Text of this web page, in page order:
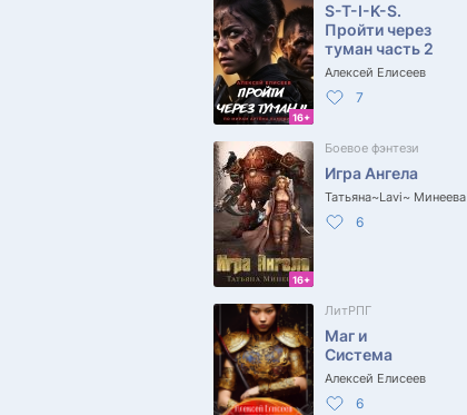
16+
S-T-I-K-S.
Пройти через
туман часть 2
Алексей Елисеев
7
16+
Боевое фэнтези
Игра Ангела
Татьяна~Lavi~ Минеева
6
ЛитРПГ
Маг и
Система
Алексей Елисеев
6